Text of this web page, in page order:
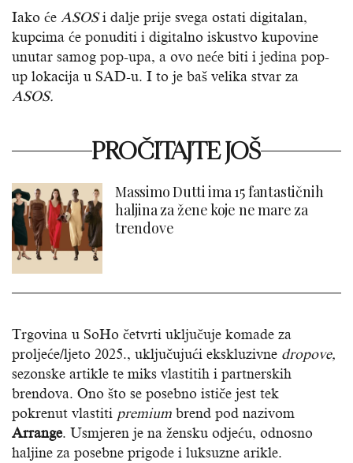
Iako će ASOSi dalje prije svega ostati digitalan,
kupcima će ponuditi i digitalno iskustvo kupovine
unutar samog pop-upa, a ovo neće biti i jedina pop-
up lokacija u SAD-u. I to je baš velika stvar za
ASOS.
PROČITAJTE JOŠ
Massimo Dutti ima 15 fantastičnih
haljina za žene koje ne mare za
trendove
Trgovina u SoHo četvrti uključuje komade za
proljeće/ljeto 2025., uključujući ekskluzivne dropove,
sezonske artikle te miks vlastitih i partnerskih
brendova. Ono što se posebno ističe jest tek
pokrenut vlastiti premium brend pod nazivom
Arrange. Usmjeren je na žensku odjeću, odnosno
haljine za posebne prigode i luksuzne arikle.